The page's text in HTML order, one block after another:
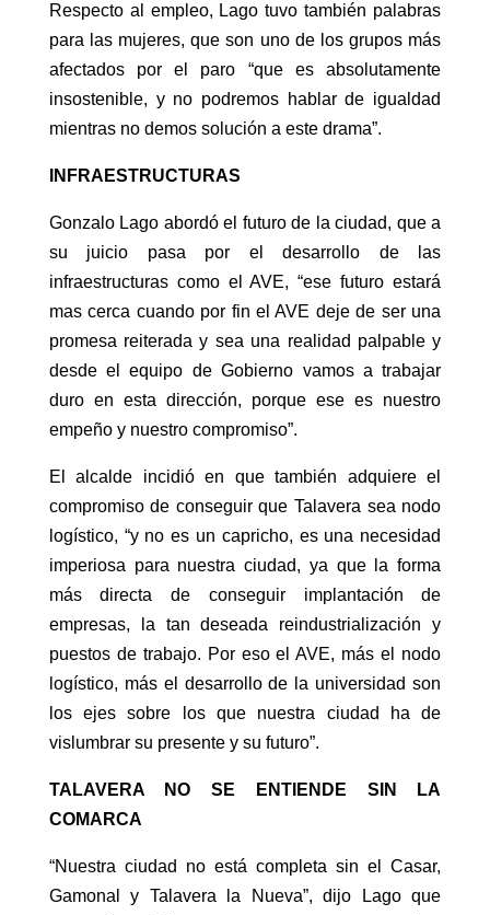
Respecto al empleo, Lago tuvo también palabras
para las mujeres, que son uno de los grupos más
afectados por el paro “que es absolutamente
insostenible, y no podremos hablar de igualdad
mientras no demos solución a este drama”.
INFRAESTRUCTURAS
Gonzalo Lago abordó el futuro de la ciudad, que a
su juicio pasa por el desarrollo de las
infraestructuras como el AVE, “ese futuro estará
mas cerca cuando por fin el AVE deje de ser una
promesa reiterada y sea una realidad palpable y
desde el equipo de Gobierno vamos a trabajar
duro en esta dirección, porque ese es nuestro
empeño y nuestro compromiso”.
El alcalde incidió en que también adquiere el
compromiso de conseguir que Talavera sea nodo
logístico, “y no es un capricho, es una necesidad
imperiosa para nuestra ciudad, ya que la forma
más directa de conseguir implantación de
empresas, la tan deseada reindustrialización y
puestos de trabajo. Por eso el AVE, más el nodo
logístico, más el desarrollo de la universidad son
los ejes sobre los que nuestra ciudad ha de
vislumbrar su presente y su futuro”.
TALAVERA NO SE ENTIENDE SIN LA
COMARCA
“Nuestra ciudad no está completa sin el Casar,
Gamonal y Talavera la Nueva”, dijo Lago que